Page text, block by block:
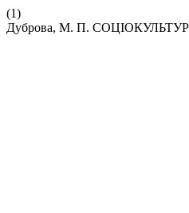
(1)
Дуброва, М. П.